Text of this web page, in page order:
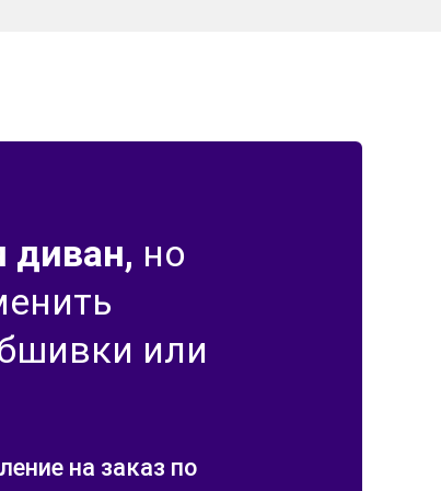
диван, но
или
на заказ по